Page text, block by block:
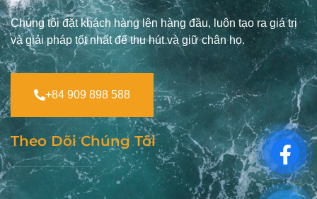
Chúng tôi đặt khách hàng lên hàng đầu, luôn tạo ra giá trị
và giải pháp tốt nhất để thu hút và giữ chân họ.
+84 909 898 588
Theo Dõi Chúng Tôi